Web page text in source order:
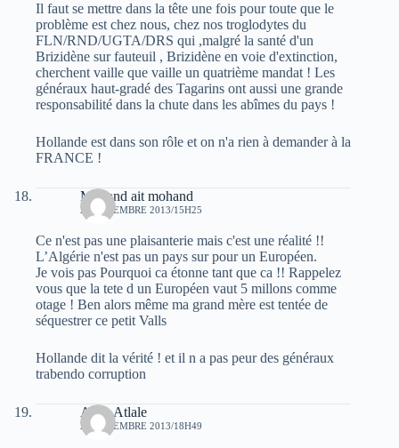
Il faut se mettre dans la tête une fois pour toute que le
problème est chez nous, chez nos troglodytes du
FLN/RND/UGTA/DRS qui ,malgré la santé d'un
Brizidène sur fauteuil , Brizidène en voie d'extinction,
cherchent vaille que vaille un quatrième mandat ! Les
généraux haut-gradé des Tagarins ont aussi une grande
responsabilité dans la chute dans les abîmes du pays !
Hollande est dans son rôle et on n'a rien à demander à la
FRANCE !
Mohand ait mohand
22 DÉCEMBRE 2013/15H25
Ce n'est pas une plaisanterie mais c'est une réalité !!
L’Algérie n'est pas un pays sur pour un Européen.
Je vois pas Pourquoi ca étonne tant que ca !! Rappelez
vous que la tete d un Européen vaut 5 millons comme
otage ! Ben alors même ma grand mère est tentée de
séquestrer ce petit Valls
Hollande dit la vérité ! et il n a pas peur des généraux
trabendo corruption
Atala Atlale
22 DÉCEMBRE 2013/18H49